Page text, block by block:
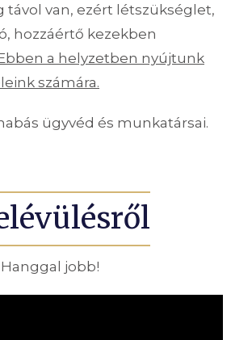
távol van, ezért létszükséglet,
hozzáértő kezekben
a helyzetben nyújtunk
számára.
ügyvéd és munkatársai.
Hanggal jobb!